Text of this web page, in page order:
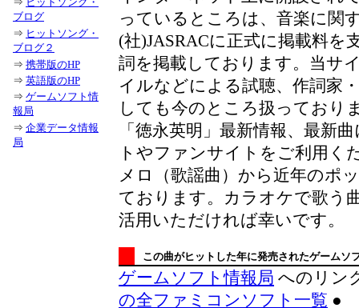
ブログ
⇒ ヒットソング・
ブログ２
⇒ 携帯版のHP
⇒ 英語版のHP
⇒ ゲームソフト情
報局
⇒ 企業データ情報
局
っているところは、音楽に関
(社)JASRACに正式に掲載料を
詞を掲載しております。当サ
イルなどによる試聴、作詞家
しても今のところ扱っており
「徳永英明」最新情報、最新
トやファンサイトをご利用く
メロ（歌謡曲）から近年のポ
ております。カラオケで歌う
活用いただければ幸いです。
この曲がヒットした年に発売されたゲームソ
ゲームソフト情報局 へのリン
の全ファミコンソフト一覧 ●